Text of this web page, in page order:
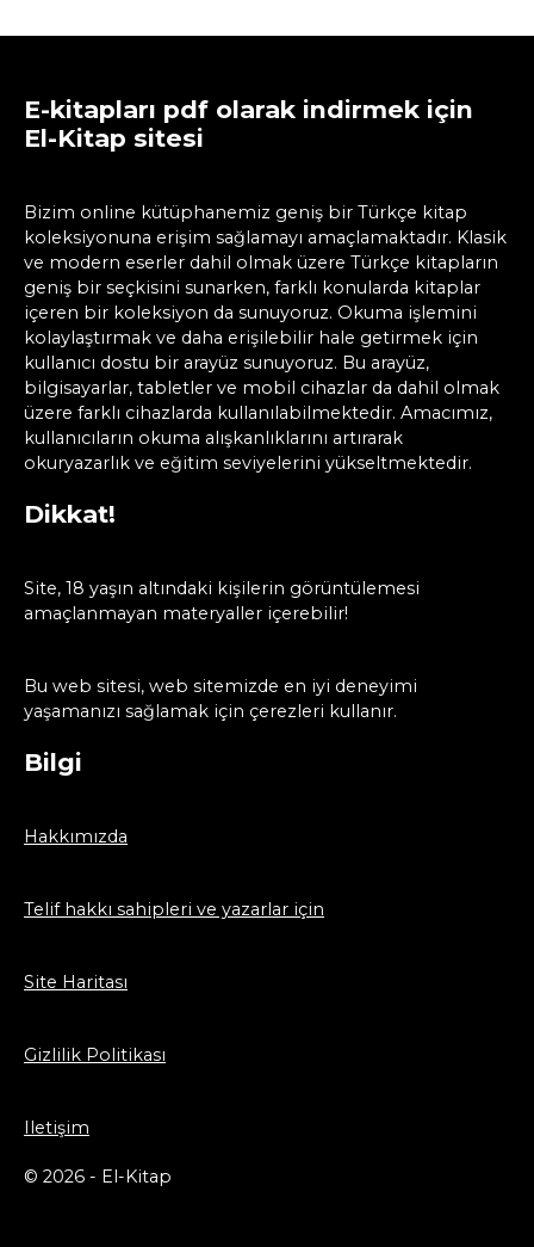
E-kitapları pdf olarak indirmek için
El-Kitap sitesi
Bizim online kütüphanemiz geniş bir Türkçe kitap
koleksiyonuna erişim sağlamayı amaçlamaktadır. Klasik
ve modern eserler dahil olmak üzere Türkçe kitapların
geniş bir seçkisini sunarken, farklı konularda kitaplar
içeren bir koleksiyon da sunuyoruz. Okuma işlemini
kolaylaştırmak ve daha erişilebilir hale getirmek için
kullanıcı dostu bir arayüz sunuyoruz. Bu arayüz,
bilgisayarlar, tabletler ve mobil cihazlar da dahil olmak
üzere farklı cihazlarda kullanılabilmektedir. Amacımız,
kullanıcıların okuma alışkanlıklarını artırarak
okuryazarlık ve eğitim seviyelerini yükseltmektedir.
Dikkat!
Site, 18 yaşın altındaki kişilerin görüntülemesi
amaçlanmayan materyaller içerebilir!
Bu web sitesi, web sitemizde en iyi deneyimi
yaşamanızı sağlamak için çerezleri kullanır.
Bilgi
Hakkımızda
Telif hakkı sahipleri ve yazarlar için
Site Haritası
Gizlilik Politikası
Iletişim
© 2026 - El-Kitap